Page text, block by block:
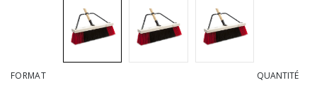
Vadrouilles, manches et cadres
FORMAT QUANTITÉ